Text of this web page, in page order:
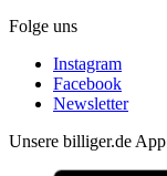
Folge uns
Instagram
Facebook
Newsletter
Unsere billiger.de App